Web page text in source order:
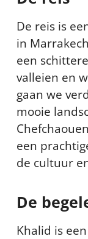
De reis is
in
een
valleien en
gaan we
mooie
een
de cultuur
De
Khalid is